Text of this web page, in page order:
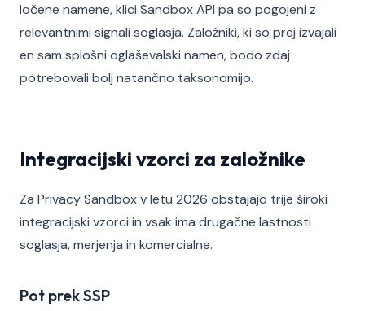
ločene namene, klici Sandbox API pa so pogojeni z
relevantnimi signali soglasja. Založniki, ki so prej izvajali
en sam splošni oglaševalski namen, bodo zdaj
potrebovali bolj natančno taksonomijo.
Integracijski vzorci za založnike
Za Privacy Sandbox v letu 2026 obstajajo trije široki
integracijski vzorci in vsak ima drugačne lastnosti
soglasja, merjenja in komercialne.
Pot prek SSP